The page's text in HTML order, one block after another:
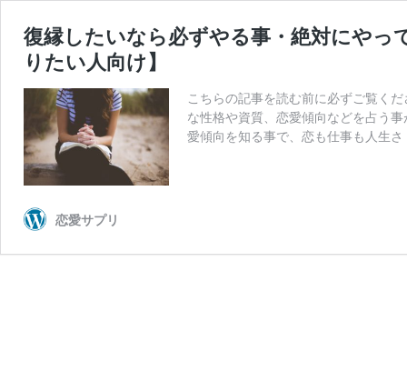
復縁したいなら必ずやる事・絶対にやっ
りたい人向け】
こちらの記事を読む前に必ずご覧く
な性格や資質、恋愛傾向などを占う
愛傾向を知る事で、恋も仕事も人生
恋愛サプリ